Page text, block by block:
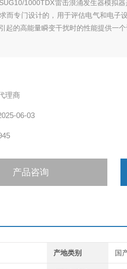
SUG10/1000TDX雷击浪涌发生器模拟
而专门设计的，用于评估电气和电子
起的高能量瞬变干扰时的性能提供一个
理商
06-03
产品咨询
产地类别 国